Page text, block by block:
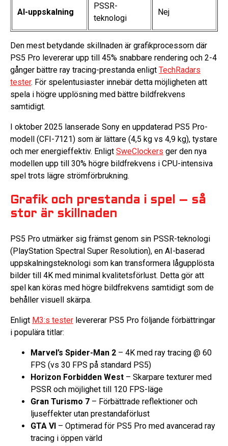
AI-uppskalning
PSSR-
teknologi
Nej
Den mest betydande skillnaden är grafikprocessorn där
PS5 Pro levererar upp till 45% snabbare rendering och 2-4
gånger bättre ray tracing-prestanda enligt TechRadars
tester. För spelentusiaster innebär detta möjligheten att
spela i högre upplösning med bättre bildfrekvens
samtidigt.
I oktober 2025 lanserade Sony en uppdaterad PS5 Pro-
modell (CFI-7121) som är lättare (4,5 kg vs 4,9 kg), tystare
och mer energieffektiv. Enligt SweClockers ger den nya
modellen upp till 30% högre bildfrekvens i CPU-intensiva
spel trots lägre strömförbrukning.
Grafik och prestanda i spel – så
stor är skillnaden
PS5 Pro utmärker sig främst genom sin PSSR-teknologi
(PlayStation Spectral Super Resolution), en AI-baserad
uppskalningsteknologi som kan transformera lågupplösta
bilder till 4K med minimal kvalitetsförlust. Detta gör att
spel kan köras med högre bildfrekvens samtidigt som de
behåller visuell skärpa.
Enligt M3:s tester levererar PS5 Pro följande förbättringar
i populära titlar:
Marvel’s Spider-Man 2 – 4K med ray tracing @ 60
FPS (vs 30 FPS på standard PS5)
Horizon Forbidden West – Skarpare texturer med
PSSR och möjlighet till 120 FPS-läge
Gran Turismo 7 – Förbättrade reflektioner och
ljuseffekter utan prestandaförlust
GTA VI – Optimerad för PS5 Pro med avancerad ray
tracing i öppen värld